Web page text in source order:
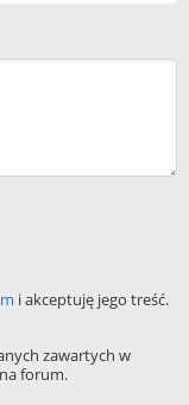
i akceptuję jego treść.
zawartych w
forum.